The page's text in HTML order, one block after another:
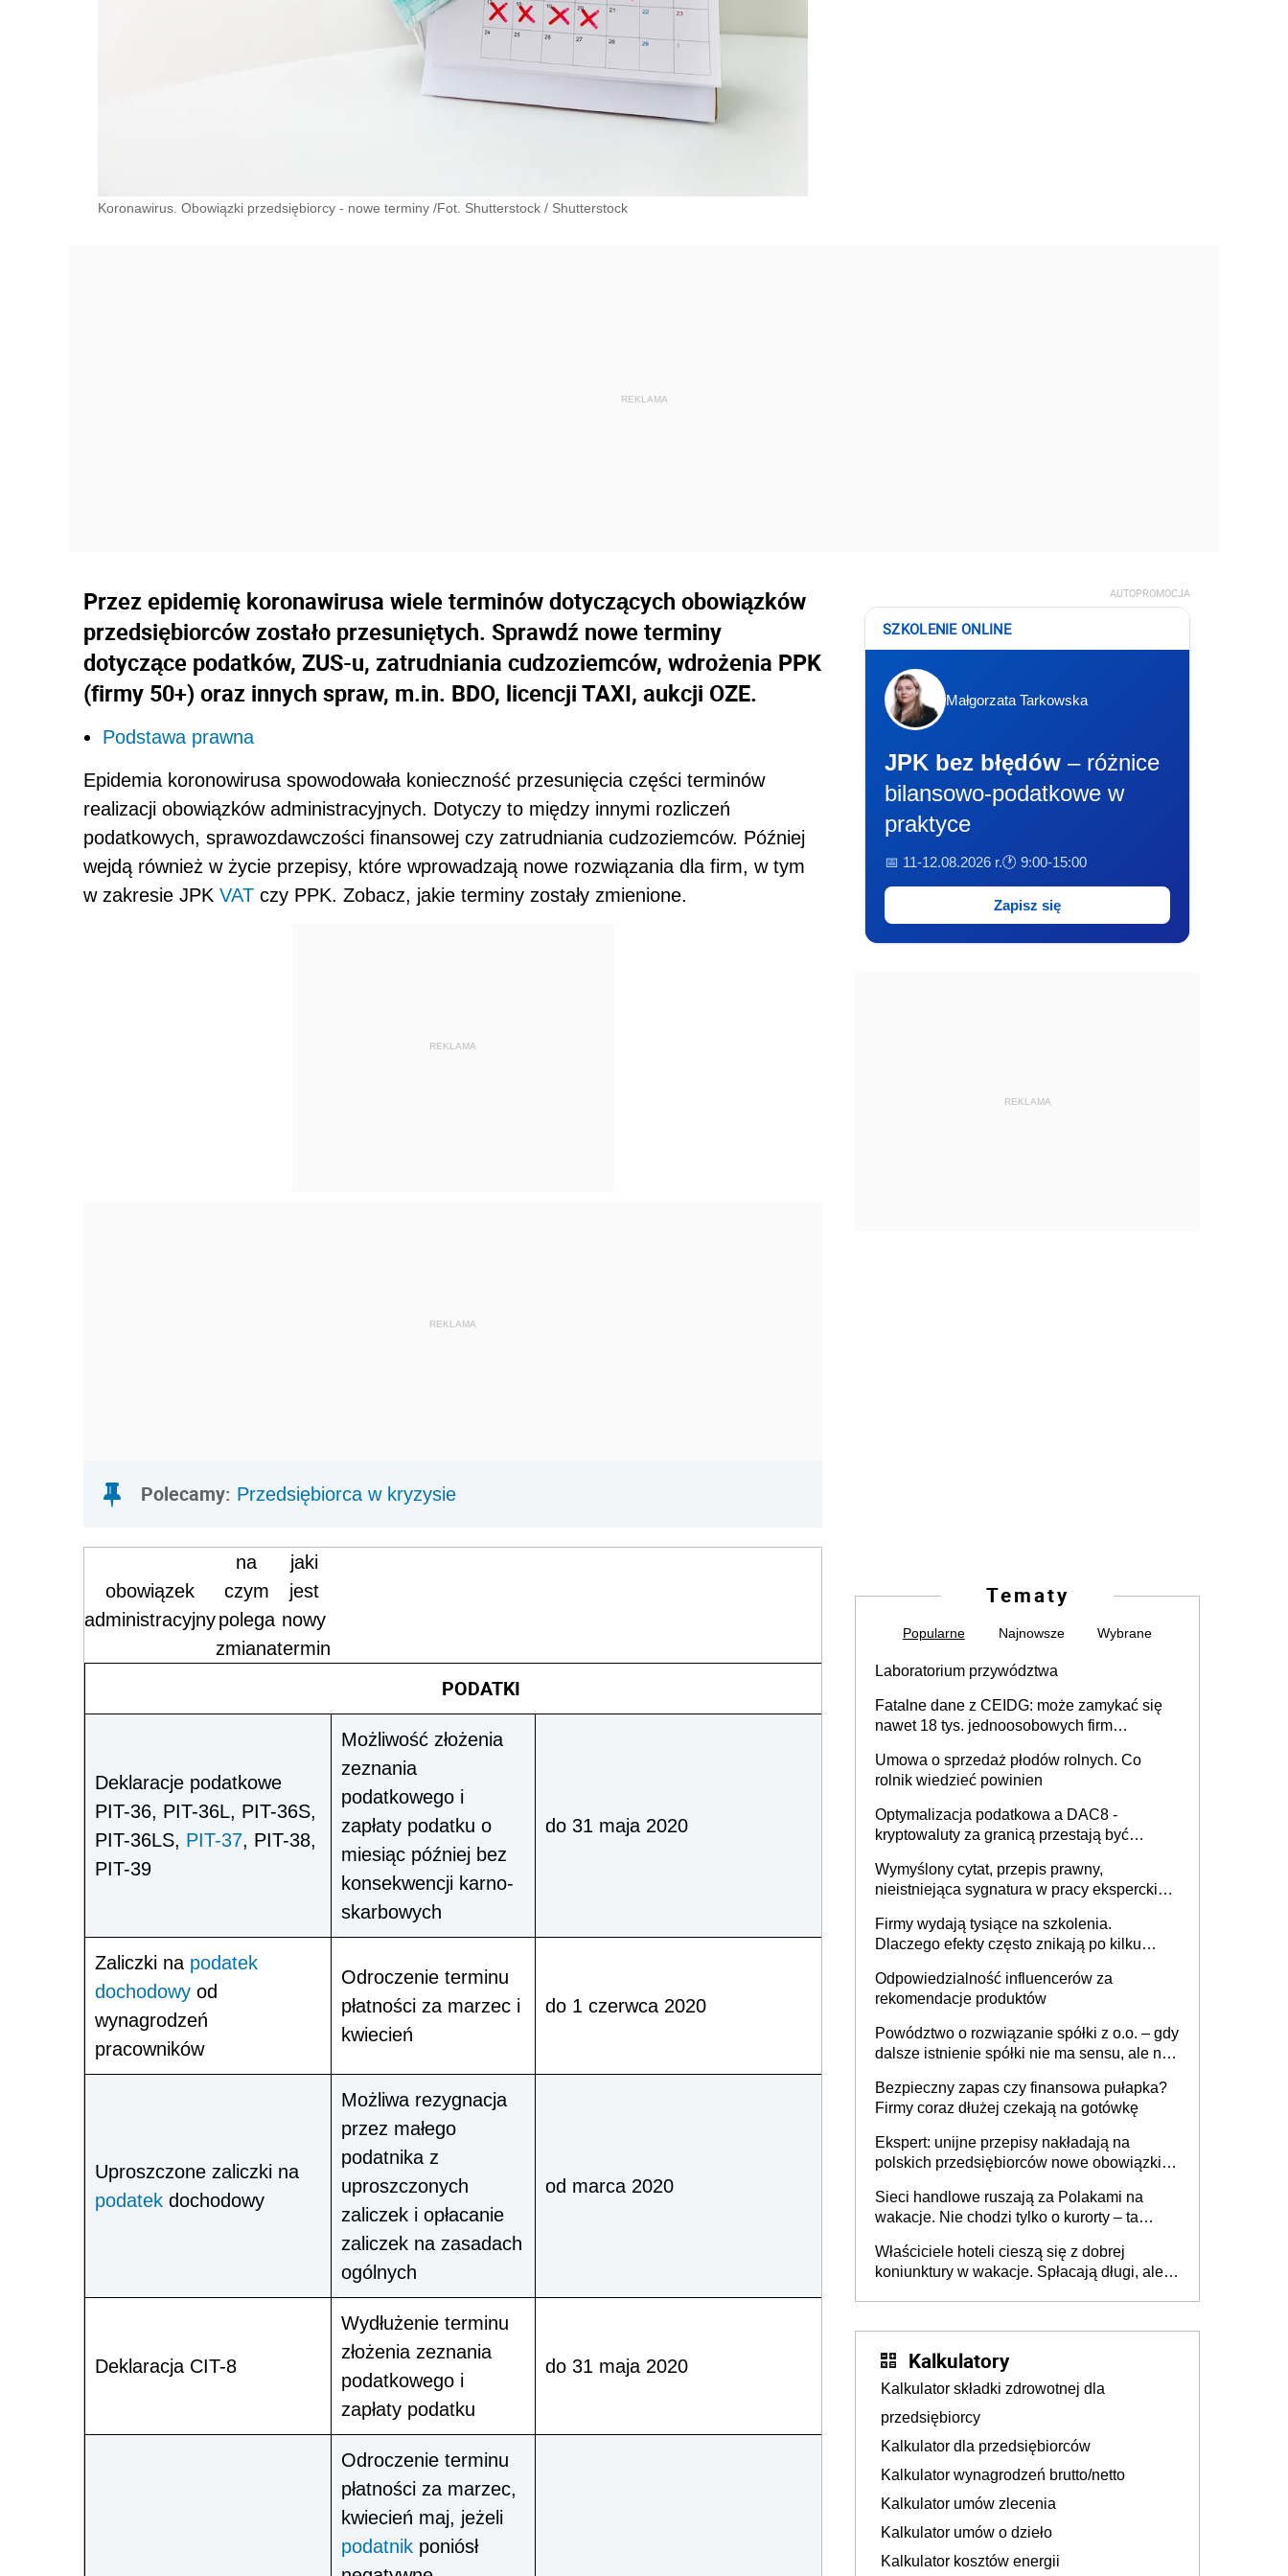
Koronawirus. Obowiązki przedsiębiorcy - nowe terminy /Fot. Shutterstock / Shutterstock
Przez epidemię koronawirusa wiele terminów dotyczących obowiązków
przedsiębiorców zostało przesuniętych. Sprawdź nowe terminy
dotyczące podatków, ZUS-u, zatrudniania cudzoziemców, wdrożenia PPK
(firmy 50+) oraz innych spraw, m.in. BDO, licencji TAXI, aukcji OZE.
Podstawa prawna
Epidemia koronowirusa spowodowała konieczność przesunięcia części terminów
realizacji obowiązków administracyjnych. Dotyczy to między innymi rozliczeń
podatkowych, sprawozdawczości finansowej czy zatrudniania cudzoziemców. Później
wejdą również w życie przepisy, które wprowadzają nowe rozwiązania dla firm, w tym
w zakresie JPK VAT czy PPK. Zobacz, jakie terminy zostały zmienione.
REKLAMA
REKLAMA
Polecamy: Przedsiębiorca w kryzysie
obowiązek
administracyjny
na
czym
polega
zmiana
jaki
jest
nowy
termin
PODATKI
Deklaracje podatkowe
PIT-36, PIT-36L, PIT-36S,
PIT-36LS, PIT-37, PIT-38,
PIT-39
Możliwość złożenia
zeznania
podatkowego i
zapłaty podatku o
miesiąc później bez
konsekwencji karno-
skarbowych
do 31 maja 2020
Zaliczki na podatek
dochodowy od
wynagrodzeń
pracowników
Odroczenie terminu
płatności za marzec i
kwiecień
do 1 czerwca 2020
Uproszczone zaliczki na
podatek dochodowy
Możliwa rezygnacja
przez małego
podatnika z
uproszczonych
zaliczek i opłacanie
zaliczek na zasadach
ogólnych
od marca 2020
Deklaracja CIT-8
Wydłużenie terminu
złożenia zeznania
podatkowego i
zapłaty podatku
do 31 maja 2020
Odroczenie terminu
płatności za marzec,
kwiecień maj, jeżeli
podatnik poniósł
AUTOPROMOCJA
SZKOLENIE ONLINE
Małgorzata Tarkowska
JPK bez błędów – różnice
bilansowo-podatkowe w
praktyce
📅 11-12.08.2026 r.🕐 9:00-15:00
Zapisz się
REKLAMA
Tematy
Popularne Najnowsze Wybrane
Laboratorium przywództwa
Fatalne dane z CEIDG: może zamykać się
nawet 18 tys. jednoosobowych firm
Umowa o sprzedaż płodów rolnych. Co
rolnik wiedzieć powinien
Optymalizacja podatkowa a DAC8 -
kryptowaluty za granicą przestają być
Wymyślony cytat, przepis prawny,
nieistniejąca sygnatura w pracy eksperckiej -
firmie
Firmy wydają tysiące na szkolenia.
Dlaczego efekty często znikają po kilku
Odpowiedzialność influencerów za
rekomendacje produktów
Powództwo o rozwiązanie spółki z o.o. – gdy
dalsze istnienie spółki nie ma sensu, ale nie
Bezpieczny zapas czy finansowa pułapka?
Firmy coraz dłużej czekają na gotówkę
Ekspert: unijne przepisy nakładają na
polskich przedsiębiorców nowe obowiązki w
Sieci handlowe ruszają za Polakami na
wakacje. Nie chodzi tylko o kurorty – ta
tam, gdzie wielu spędzi urlop po cichu
Właściciele hoteli cieszą się z dobrej
koniunktury w wakacje. Spłacają długi, ale
Kalkulatory
Kalkulator składki zdrowotnej dla
przedsiębiorcy
Kalkulator dla przedsiębiorców
Kalkulator wynagrodzeń brutto/netto
Kalkulator umów zlecenia
Kalkulator umów o dzieło
Kalkulator kosztów energii